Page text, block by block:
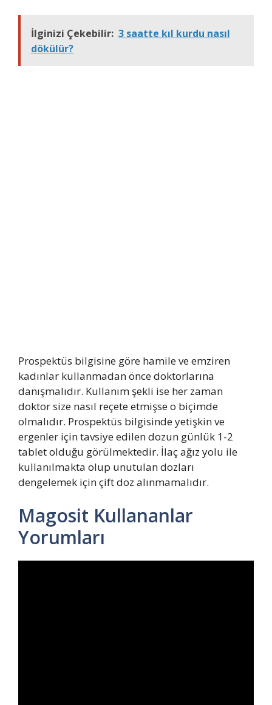
İlginizi Çekebilir: 3 saatte kıl kurdu nasıl
dökülür?
Prospektüs bilgisine göre hamile ve emziren
kadınlar kullanmadan önce doktorlarına
danışmalıdır. Kullanım şekli ise her zaman
doktor size nasıl reçete etmişse o biçimde
olmalıdır. Prospektüs bilgisinde yetişkin ve
ergenler için tavsiye edilen dozun günlük 1-2
tablet olduğu görülmektedir. İlaç ağız yolu ile
kullanılmakta olup unutulan dozları
dengelemek için çift doz alınmamalıdır.
Magosit Kullananlar
Yorumları